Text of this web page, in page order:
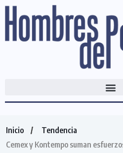
Inicio
Tendencia
Cemex y Kontempo suman